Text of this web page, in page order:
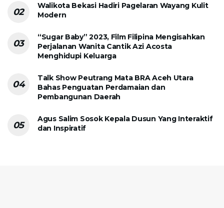
Walikota Bekasi Hadiri Pagelaran Wayang Kulit
Modern
“Sugar Baby” 2023, Film Filipina Mengisahkan
Perjalanan Wanita Cantik Azi Acosta
Menghidupi Keluarga
Talk Show Peutrang Mata BRA Aceh Utara
Bahas Penguatan Perdamaian dan
Pembangunan Daerah
Agus Salim Sosok Kepala Dusun Yang Interaktif
dan Inspiratif